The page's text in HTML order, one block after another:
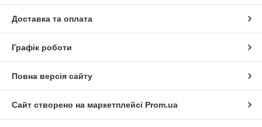
Доставка та оплата
Графік роботи
Повна версія сайту
Сайт створено на маркетплейсі Prom.ua